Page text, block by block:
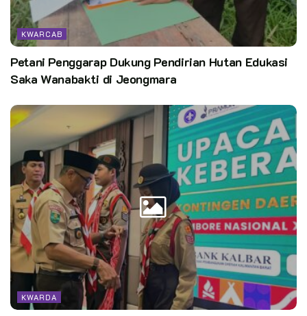
KWARCAB
Petani Penggarap Dukung Pendirian Hutan Edukasi
Saka Wanabakti di Jeongmara
KWARDA